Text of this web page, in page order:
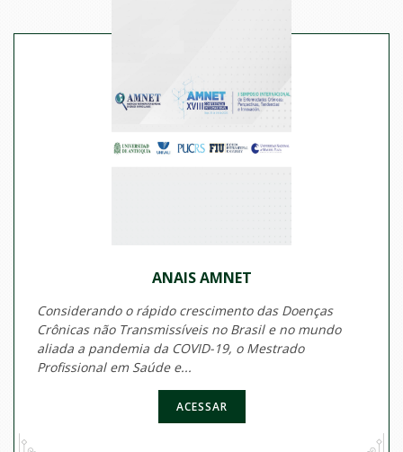
ANAIS AMNET
Considerando o rápido crescimento das Doenças
Crônicas não Transmissíveis no Brasil e no mundo
aliada a pandemia da COVID-19, o Mestrado
Profissional em Saúde e...
ACESSAR